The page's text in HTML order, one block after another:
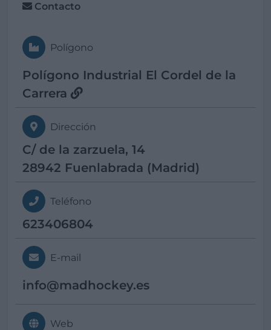
Contacto
Polígono
Polígono Industrial El Cordel de la
Carrera
Dirección
C/ de la zarzuela, 14
28942 Fuenlabrada (Madrid)
Teléfono
623406804
E-mail
info@madhockey.es
Web